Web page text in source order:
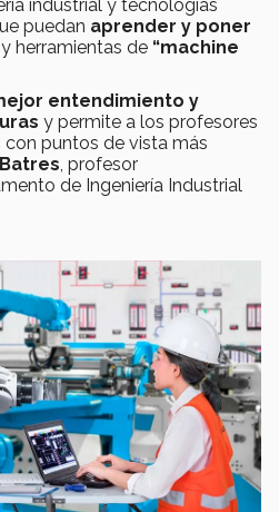
industrial y tecnologías
puedan aprender y poner
herramientas de “machine
entendimiento y
y permite a los profesores
con puntos de vista más
, profesor
de Ingeniería Industrial